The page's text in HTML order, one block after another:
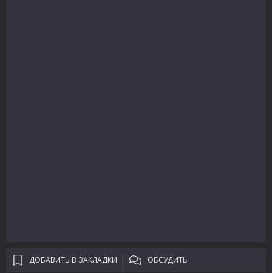
ДОБАВИТЬ В ЗАКЛАДКИ ОБСУДИТЬ